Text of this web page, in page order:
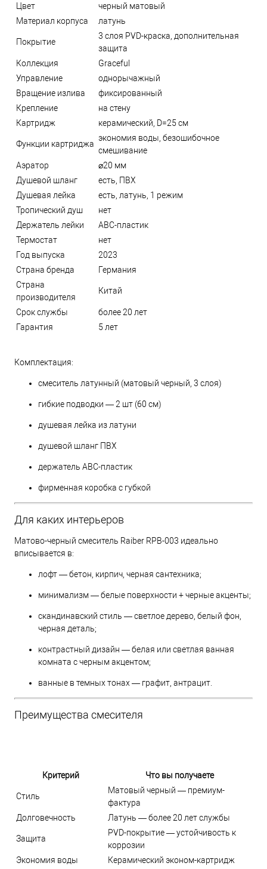
Цвет
черный матовый
Материал корпуса
латунь
Покрытие
3 слоя PVD-краска, дополнительная
защита
Коллекция
Graceful
Управление
однорычажный
Вращение излива
фиксированный
Крепление
на стену
Картридж
керамический, D=25 см
Функции картриджа
экономия воды, безошибочное
смешивание
Аэратор
⌀20 мм
Душевой шланг
есть, ПВХ
Душевая лейка
есть, латунь, 1 режим
Тропический душ
нет
Держатель лейки
ABC-пластик
Термостат
нет
Год выпуска
2023
Страна бренда
Германия
Страна
производителя
Китай
Срок службы
более 20 лет
Гарантия
5 лет
Комплектация:
смеситель латунный (матовый черный, 3 слоя)
гибкие подводки — 2 шт (60 см)
душевая лейка из латуни
душевой шланг ПВХ
держатель ABC-пластик
фирменная коробка с губкой
Для каких интерьеров
Матово-черный смеситель Raiber RPB-003 идеально
вписывается в:
лофт — бетон, кирпич, черная сантехника;
минимализм — белые поверхности + черные акценты;
скандинавский стиль — светлое дерево, белый фон,
черная деталь;
контрастный дизайн — белая или светлая ванная
комната с черным акцентом;
ванные в темных тонах — графит, антрацит.
Преимущества смесителя
Критерий Что вы получаете
Стиль
Матовый черный — премиум-
фактура
Долговечность
Латунь — более 20 лет службы
Защита
PVD-покрытие — устойчивость к
коррозии
Экономия воды
Керамический эконом-картридж